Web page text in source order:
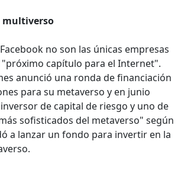
multiverso
no son las únicas empresas
"próximo capítulo para el Internet".
anunció una ronda de financiación
para su metaverso y en junio
de capital de riesgo y uno de
sofisticados del metaverso" según
a lanzar un fondo para invertir en la